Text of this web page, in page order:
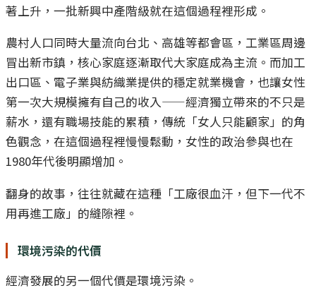
著上升，一批新興中產階級就在這個過程裡形成。
農村人口同時大量流向台北、高雄等都會區，工業區周邊
冒出新市鎮，核心家庭逐漸取代大家庭成為主流。而加工
出口區、電子業與紡織業提供的穩定就業機會，也讓女性
第一次大規模擁有自己的收入——經濟獨立帶來的不只是
薪水，還有職場技能的累積，傳統「女人只能顧家」的角
色觀念，在這個過程裡慢慢鬆動，女性的政治參與也在
1980年代後明顯增加。
翻身的故事，往往就藏在這種「工廠很血汗，但下一代不
用再進工廠」的縫隙裡。
環境污染的代價
經濟發展的另一個代價是環境污染。